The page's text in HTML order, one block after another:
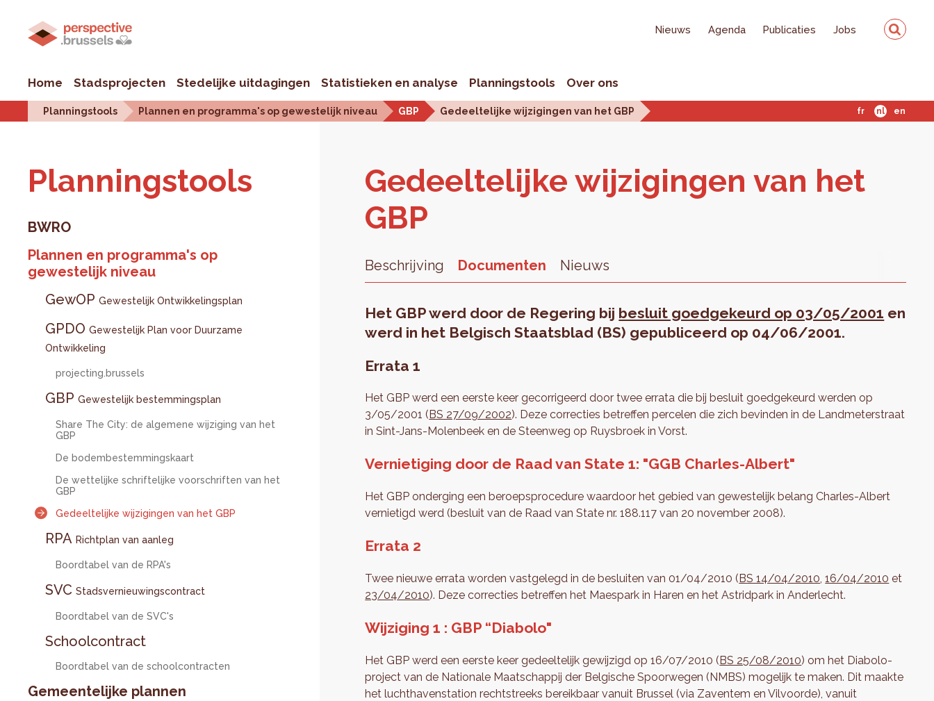
Nieuws Agenda Publicaties Jobs
Home Stadsprojecten Stedelijke uitdagingen Statistieken en analyse Planningstools Over ons
Planningstools Plannen en programma's op gewestelijk niveau GBP Gedeeltelijke wijzigingen van het GBP fr nl en
Plan­ningstools
BWRO
Plannen en programma's op
gewestelijk niveau
GewOP Gewestelijk Ontwikkelingsplan
GPDO Gewestelijk Plan voor Duurzame
Ontwikkeling
projecting.brussels
GBP Gewestelijk bestemmingsplan
Share The City: de algemene wijziging van het
GBP
De bodembestemmingskaart
De wettelijke schriftelijke voorschriften van het
GBP
Gedeeltelijke wijzigingen van het GBP
RPA Richtplan van aanleg
Boordtabel van de RPA's
SVC Stadsvernieuwingscontract
Boordtabel van de SVC's
Schoolcontract
Boordtabel van de schoolcontracten
Gemeentelijke plannen
Ge­deel­te­lij­ke wij­zi­gin­gen van het
GBP
Beschrijving Documenten Nieuws
Het GBP werd door de Regering bij besluit goedgekeurd op 03/05/2001 en
werd in het Belgisch Staatsblad (BS) gepubliceerd op 04/06/2001.
Errata 1
Het GBP werd een eerste keer gecorrigeerd door twee errata die bij besluit goedgekeurd werden op
3/05/2001 (BS 27/09/2002). Deze correcties betreffen percelen die zich bevinden in de Landmeterstraat
in Sint-Jans-Molenbeek en de Steenweg op Ruysbroek in Vorst.
Vernietiging door de Raad van State 1: "GGB Charles-Albert"
Het GBP onderging een beroepsprocedure waardoor het gebied van gewestelijk belang Charles-Albert
vernietigd werd (besluit van de Raad van State nr. 188.117 van 20 november 2008).
Errata 2
Twee nieuwe errata worden vastgelegd in de besluiten van 01/04/2010 (BS 14/04/2010,16/04/2010 et
23/04/2010). Deze correcties betreffen het Maespark in Haren en het Astridpark in Anderlecht.
Wijziging 1 : GBP “Diabolo"
Het GBP werd een eerste keer gedeeltelijk gewijzigd op 16/07/2010 (BS 25/08/2010) om het Diabolo-
project van de Nationale Maatschappij der Belgische Spoorwegen (NMBS) mogelijk te maken. Dit maakte
het luchthavenstation rechtstreeks bereikbaar vanuit Brussel (via Zaventem en Vilvoorde), vanuit